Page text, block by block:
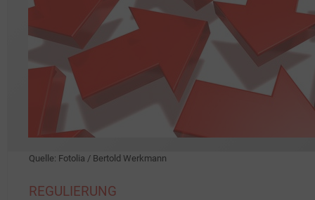
Quelle: Fotolia / Bertold Werkmann
REGULIERUNG